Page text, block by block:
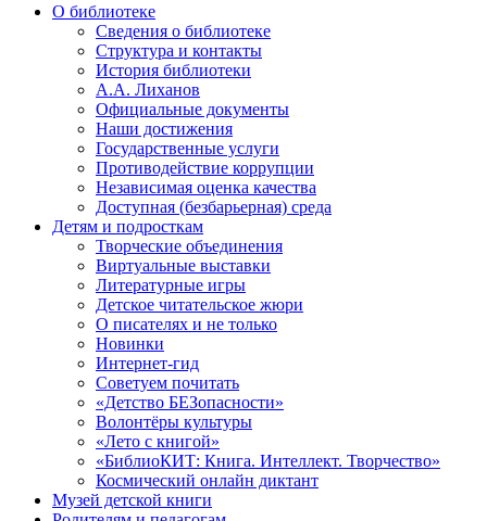
О библиотеке
Сведения о библиотеке
Структура и контакты
История библиотеки
А.А. Лиханов
Официальные документы
Наши достижения
Государственные услуги
Противодействие коррупции
Независимая оценка качества
Доступная (безбарьерная) среда
Детям и подросткам
Творческие объединения
Виртуальные выставки
Литературные игры
Детское читательское жюри
О писателях и не только
Новинки
Интернет-гид
Советуем почитать
«Детство БЕЗопасности»
Волонтёры культуры
«Лето с книгой»
«БиблиоКИТ: Книга. Интеллект. Творчество»
Космический онлайн диктант
Музей детской книги